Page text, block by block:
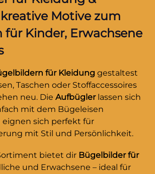
Motive zum
Kinder, Erwachsene
für Kleidung gestaltest
Taschen oder Stoffaccessoires
neu. Die Aufbüglerlassen sich
mit dem Bügeleisen
sich perfekt für
mit Stil und Persönlichkeit.
bietet dir Bügelbilder für
und Erwachsene – ideal für